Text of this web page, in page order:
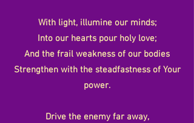
With light, illumine our minds;
Into our hearts pour holy love;
And the frail weakness of our bodies
Strengthen with the steadfastness of Your
power.
Drive the enemy far away,